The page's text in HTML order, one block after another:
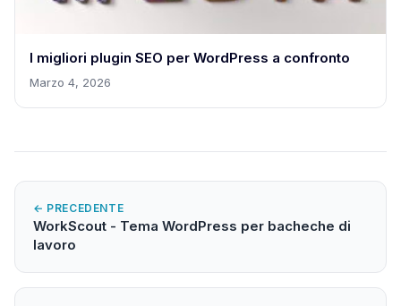
I migliori plugin SEO per WordPress a confronto
Marzo 4, 2026
← PRECEDENTE
WorkScout - Tema WordPress per bacheche di
lavoro